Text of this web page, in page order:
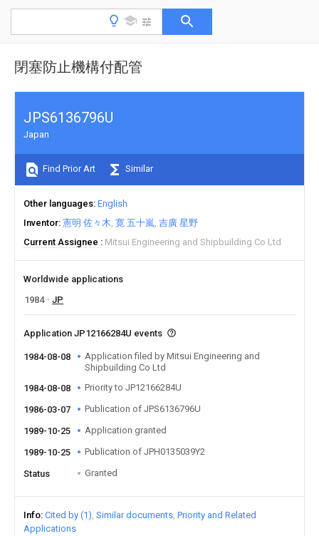
閉塞防止機構付配管
JPS6136796U
Japan
Find Prior Art Similar
Other languages English
Inventor 憲明 佐々木 寛 五十嵐 吉廣 星野
Current Assignee
Mitsui Engineering and Shipbuilding Co Ltd
Worldwide applications
1984
JP
Application JP12166284U events
1984-08-08
Application filed by Mitsui Engineering and
Shipbuilding Co Ltd
1984-08-08
Priority to JP12166284U
1986-03-07 Publication of JPS6136796U
1989-10-25 Application granted
1989-10-25 Publication of JPH0135039Y2
Status Granted
Info Cited by (1) Similar documents Priority and Related
Applications